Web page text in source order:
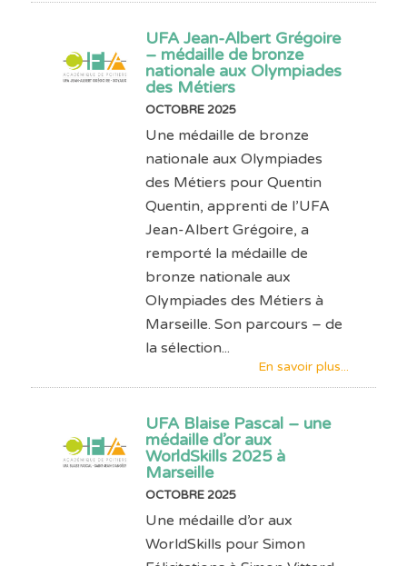
UFA Jean-Albert Grégoire
– médaille de bronze
nationale aux Olympiades
des Métiers
OCTOBRE 2025
Une médaille de bronze
nationale aux Olympiades
des Métiers pour Quentin
Quentin, apprenti de l’UFA
Jean-Albert Grégoire, a
remporté la médaille de
bronze nationale aux
Olympiades des Métiers à
Marseille. Son parcours – de
la sélection...
En savoir plus...
UFA Blaise Pascal – une
médaille d’or aux
WorldSkills 2025 à
Marseille
OCTOBRE 2025
Une médaille d’or aux
WorldSkills pour Simon